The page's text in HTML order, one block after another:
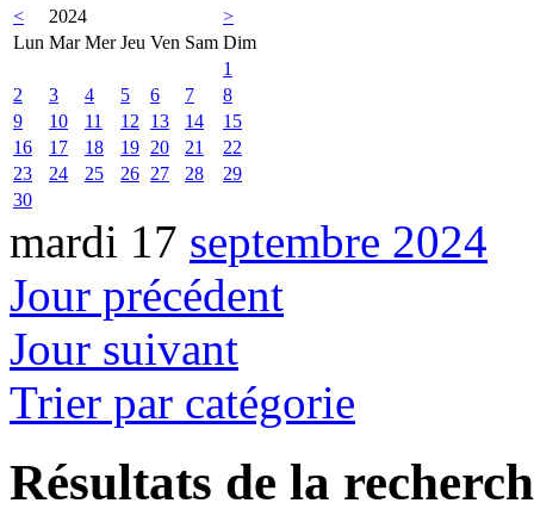
< 2024
>
Lun Mar Mer Jeu Ven Sam Dim
1
2
3 4 5 6 7
8
9
10 11 12 13 14
15
16
17 18 19 20 21
22
23
24 25 26 27 28
29
30
mardi 17 septembre 2024
Jour précédent
Jour suivant
Trier par catégorie
Résultats de la